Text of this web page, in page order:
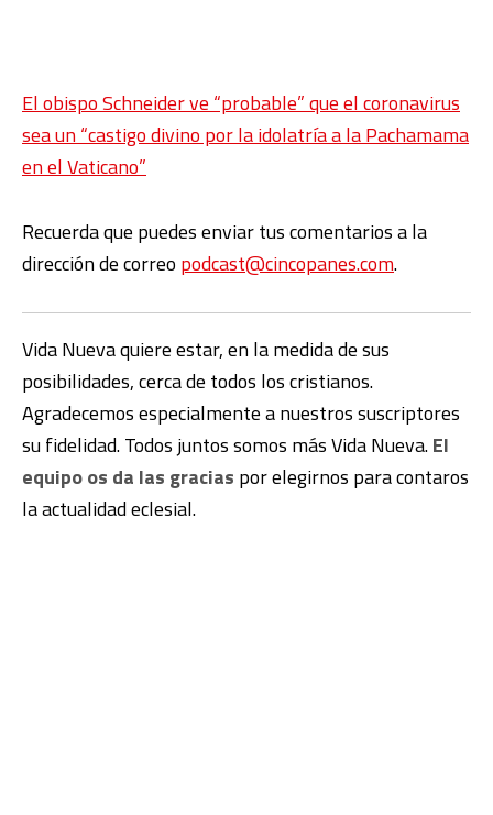
El obispo Schneider ve “probable” que el coronavirus
sea un “castigo divino por la idolatría a la Pachamama
en el Vaticano”
Recuerda que puedes enviar tus comentarios a la
dirección de correo podcast@cincopanes.com.
Vida Nueva quiere estar, en la medida de sus
posibilidades, cerca de todos los cristianos.
Agradecemos especialmente a nuestros suscriptores
su fidelidad. Todos juntos somos más Vida Nueva.El
equipo os da las gracias por elegirnos para contaros
la actualidad eclesial.